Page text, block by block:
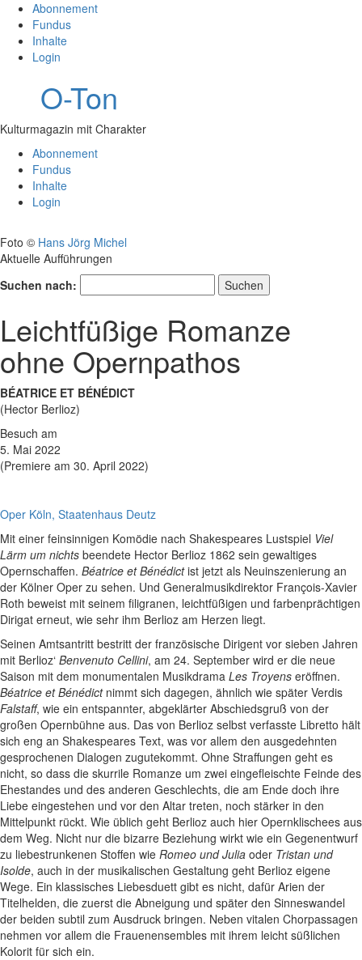
Abonnement
Fundus
Inhalte
Login
O-Ton
Kulturmagazin mit Charakter
Abonnement
Fundus
Inhalte
Login
Foto © Hans Jörg Michel
Aktuelle Aufführungen
Suchen nach:
Leichtfüßige Romanze
ohne Opernpathos
BÉATRICE ET BÉNÉDICT
(Hector Berlioz)
Besuch am
5. Mai 2022
(Premiere am 30. April 2022)
Oper Köln, Staatenhaus Deutz
Mit einer feinsinnigen Komödie nach Shakespeares Lustspiel Viel
Lärm um nichts beendete Hector Berlioz 1862 sein gewaltiges
Opernschaffen. Béatrice et Bénédictist jetzt als Neuinszenierung an
der Kölner Oper zu sehen. Und Generalmusikdirektor François-Xavier
Roth beweist mit seinem filigranen, leichtfüßigen und farbenprächtigen
Dirigat erneut, wie sehr ihm Berlioz am Herzen liegt.
Seinen Amtsantritt bestritt der französische Dirigent vor sieben Jahren
mit Berlioz‘ Benvenuto Cellini, am 24. September wird er die neue
Saison mit dem monumentalen Musikdrama Les Troyens eröffnen.
Béatrice et Bénédictnimmt sich dagegen, ähnlich wie später Verdis
Falstaff, wie ein entspannter, abgeklärter Abschiedsgruß von der
großen Opernbühne aus. Das von Berlioz selbst verfasste Libretto hält
sich eng an Shakespeares Text, was vor allem den ausgedehnten
gesprochenen Dialogen zugutekommt. Ohne Straffungen geht es
nicht, so dass die skurrile Romanze um zwei eingefleischte Feinde des
Ehestandes und des anderen Geschlechts, die am Ende doch ihre
Liebe eingestehen und vor den Altar treten, noch stärker in den
Mittelpunkt rückt. Wie üblich geht Berlioz auch hier Opernklischees aus
dem Weg. Nicht nur die bizarre Beziehung wirkt wie ein Gegenentwurf
zu liebestrunkenen Stoffen wie Romeo und Julia oder Tristan und
Isolde, auch in der musikalischen Gestaltung geht Berlioz eigene
Wege. Ein klassisches Liebesduett gibt es nicht, dafür Arien der
Titelhelden, die zuerst die Abneigung und später den Sinneswandel
der beiden subtil zum Ausdruck bringen. Neben vitalen Chorpassagen
nehmen vor allem die Frauenensembles mit ihrem leicht süßlichen
Kolorit für sich ein.